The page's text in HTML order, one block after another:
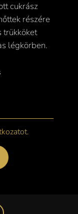
cukrász
részére
trükköket
légkörben.